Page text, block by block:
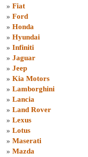
» Fiat
» Ford
» Honda
» Hyundai
» Infiniti
» Jaguar
» Jeep
» Kia Motors
» Lamborghini
» Lancia
» Land Rover
» Lexus
» Lotus
» Maserati
» Mazda